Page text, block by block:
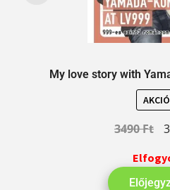
My love story with
3490Ft